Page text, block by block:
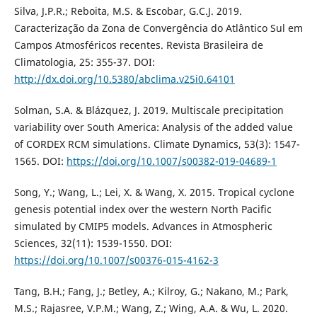
Silva, J.P.R.; Reboita, M.S. & Escobar, G.C.J. 2019.
Caracterização da Zona de Convergência do Atlântico Sul em
Campos Atmosféricos recentes. Revista Brasileira de
Climatologia, 25: 355-37. DOI:
http://dx.doi.org/10.5380/abclima.v25i0.64101
Solman, S.A. & Blázquez, J. 2019. Multiscale precipitation
variability over South America: Analysis of the added value
of CORDEX RCM simulations. Climate Dynamics, 53(3): 1547-
1565. DOI: https://doi.org/10.1007/s00382-019-04689-1
Song, Y.; Wang, L.; Lei, X. & Wang, X. 2015. Tropical cyclone
genesis potential index over the western North Pacific
simulated by CMIP5 models. Advances in Atmospheric
Sciences, 32(11): 1539-1550. DOI:
https://doi.org/10.1007/s00376-015-4162-3
Tang, B.H.; Fang, J.; Betley, A.; Kilroy, G.; Nakano, M.; Park,
M.S.; Rajasree, V.P.M.; Wang, Z.; Wing, A.A. & Wu, L. 2020.